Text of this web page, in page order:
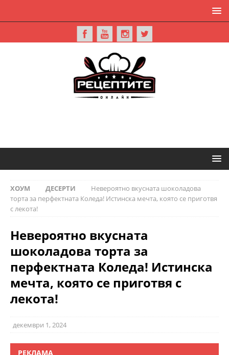
ХОУМ ДЕСЕРТИ
Невероятно вкусната шоколадова
торта за перфектната Коледа! Истинска мечта, която се приготвя
с лекота!
Невероятно вкусната
шоколадова торта за
перфектната Коледа! Истинска
мечта, която се приготвя с
лекота!
декември 1, 2024
РЕКЛАМА